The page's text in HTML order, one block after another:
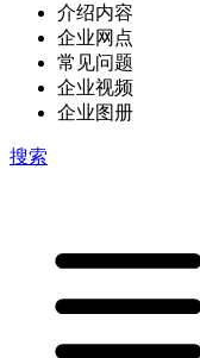
介绍内容
企业网点
常见问题
企业视频
企业图册
搜索